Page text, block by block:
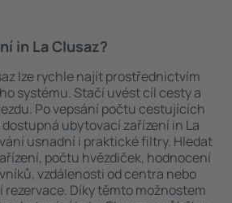
in La Clusaz?
lze rychle najít prostřednictvím
systému. Stačí uvést cíl cesty a
Po vepsání počtu cestujících
ubytovací zařízení in La
usnadní i praktické filtry. Hledat
počtu hvězdiček, hodnocení
vzdálenosti od centra nebo
Díky těmto možnostem